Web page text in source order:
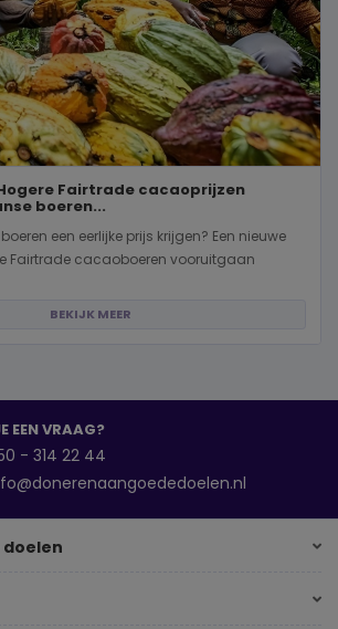
Fairtrade cacaoprijzen
boeren...
een eerlijke prijs krijgen? Een nieuwe
Fairtrade cacaoboeren vooruitgaan
BEKIJK MEER
EEN VRAAG?
- 314 22 44